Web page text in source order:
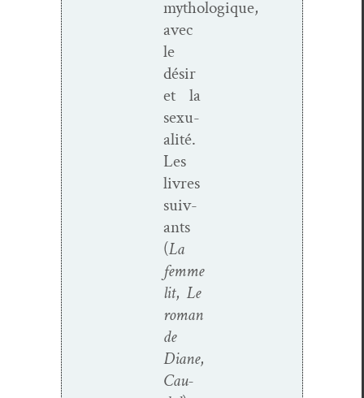
mythologique,
avec
le
désir
et la
sex­u­
al­ité.
Les
livres
suiv­
ants
(La
femme
lit, Le
roman
de
Diane,
Cau­